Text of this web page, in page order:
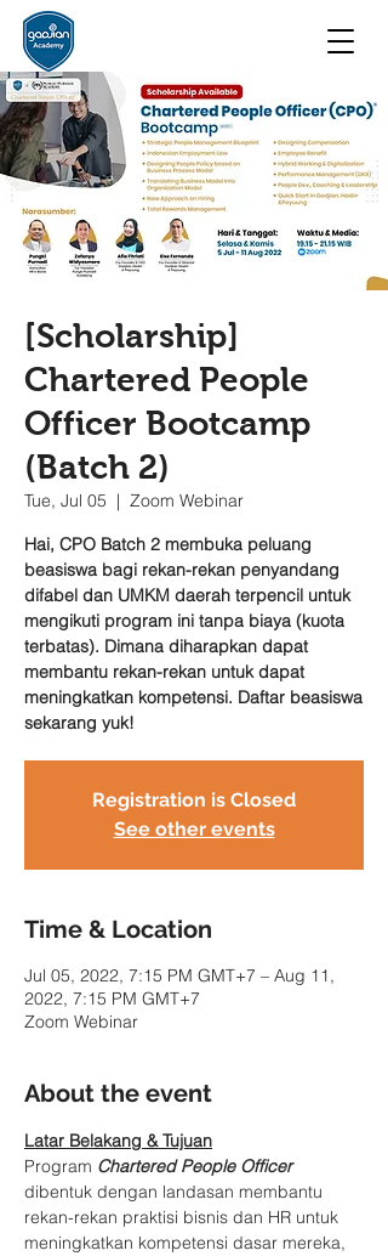
[Scholarship]
Chartered People
Officer Bootcamp
(Batch 2)
Tue, Jul 05
  |
Zoom Webinar
Hai, CPO Batch 2 membuka peluang
beasiswa bagi rekan-rekan penyandang
difabel dan UMKM daerah terpencil untuk
mengikuti program ini tanpa biaya (kuota
terbatas). Dimana diharapkan dapat
membantu rekan-rekan untuk dapat
meningkatkan kompetensi. Daftar beasiswa
sekarang yuk!
Registration is Closed
See other events
Time & Location
Jul 05, 2022, 7:15 PM GMT+7 – Aug 11,
2022, 7:15 PM GMT+7
Zoom Webinar
About the event
Latar Belakang & Tujuan
Program Chartered People Officer
dibentuk dengan landasan membantu
rekan-rekan praktisi bisnis dan HR untuk
meningkatkan kompetensi dasar mereka,